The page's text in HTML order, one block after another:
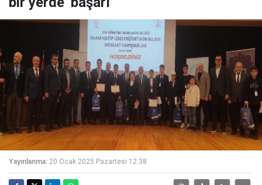
Yayınlanma: 20 Ocak 2025 Pazartesi 12:38